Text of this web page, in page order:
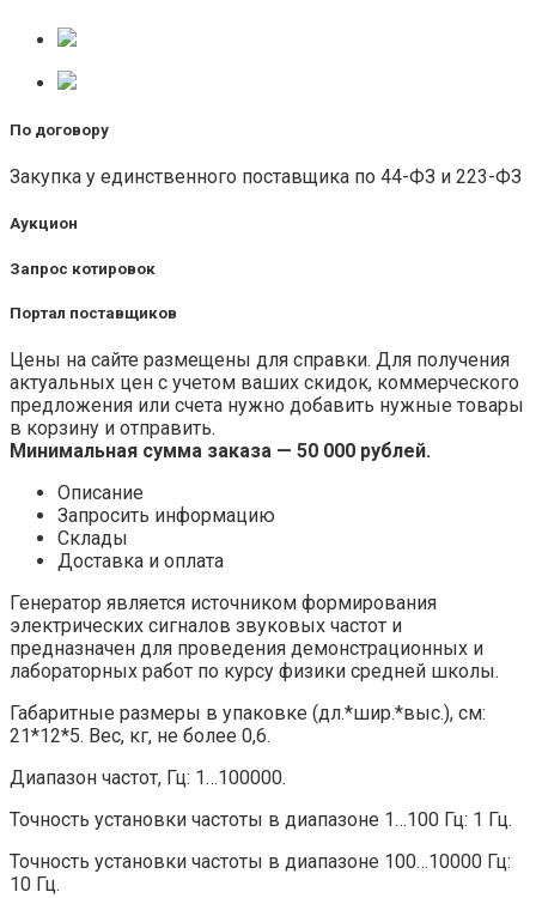
По договору
Закупка у единственного поставщика по 44-ФЗ и 223-ФЗ
Аукцион
Запрос котировок
Портал поставщиков
Цены на сайте размещены для справки. Для получения
актуальных цен с учетом ваших скидок, коммерческого
предложения или счета нужно добавить нужные товары
в корзину и отправить.
Минимальная сумма заказа — 50 000 рублей.
Описание
Запросить информацию
Склады
Доставка и оплата
Генератор является источником формирования
электрических сигналов звуковых частот и
предназначен для проведения демонстрационных и
лабораторных работ по курсу физики средней школы.
Габаритные размеры в упаковке (дл.*шир.*выс.), см:
21*12*5. Вес, кг, не более 0,6.
Диапазон частот, Гц: 1…100000.
Точность установки частоты в диапазоне 1…100 Гц: 1 Гц.
Точность установки частоты в диапазоне 100…10000 Гц:
10 Гц.